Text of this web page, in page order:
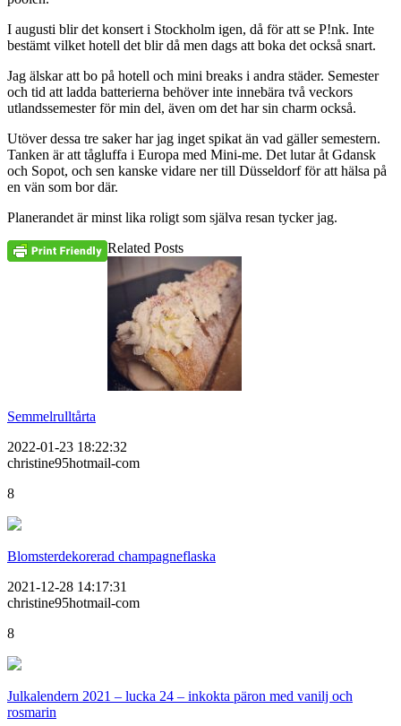
I augusti blir det konsert i Stockholm igen, då för att se P!nk. Inte
bestämt vilket hotell det blir då men dags att boka det också snart.
Jag älskar att bo på hotell och mini breaks i andra städer. Semester
och tid att ladda batterierna behöver inte innebära två veckors
utlandssemester för min del, även om det har sin charm också.
Utöver dessa tre saker har jag inget spikat än vad gäller semestern.
Tanken är att tågluffa i Europa med Mini-me. Det lutar åt Gdansk
och Sopot, och sen kanske vidare ner till Düsseldorf för att hälsa på
en vän som bor där.
Planerandet är minst lika roligt som själva resan tycker jag.
Related Posts
Semmelrulltårta
2022-01-23 18:22:32
christine95hotmail-com
8
Blomsterdekorerad champagneflaska
2021-12-28 14:17:31
christine95hotmail-com
8
Julkalendern 2021 – lucka 24 – inkokta päron med vanilj och
rosmarin